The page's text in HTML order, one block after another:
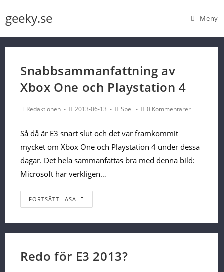
togeeky.se Meny
Snabbsammanfattning av
Xbox One och Playstation 4
PostRedaktionen
Post2013-06-13
PostSpel
Post0 Kommentarer
Så då är E3 snart slut och det var framkommit
mycket om Xbox One och Playstation 4 under dessa
dagar. Det hela sammanfattas bra med denna bild:
Microsoft har verkligen…
FORTSÄTT LÄSA
av
Xbox
och
Redo för E3 2013?